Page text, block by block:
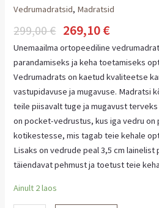
Vedrumadratsid, Madratsid
299,00€ 269,10€
Unemaailma ortopeediline
parandamiseks ja keha toetamiseks
Vedrumadrats on kaetud kvaliteetse
vastupidavuse ja mugavuse. Madratsi
teile piisavalt tuge ja mugavust
on pocket-vedrustus, kus iga vedru on
kotikestesse, mis tagab teie kehale
Lisaks on vedrude peal 3,5 cm lainelist
täiendavat pehmust ja toetust teie
Ainult 2 laos